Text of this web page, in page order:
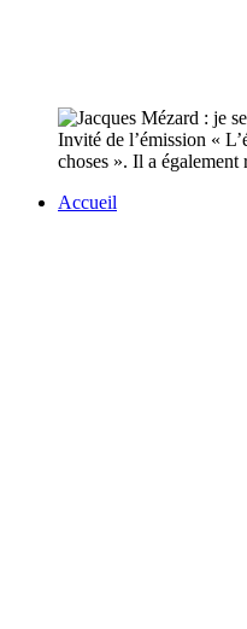
Invité de l’émission «
choses ». Il a également
Accueil